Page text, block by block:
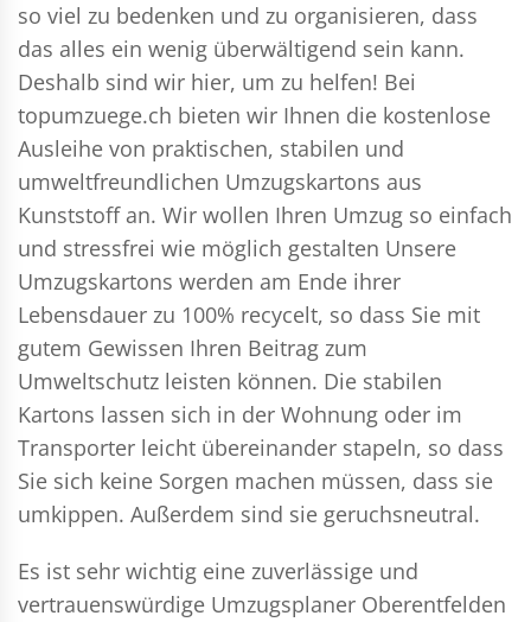
so viel zu bedenken und zu organisieren, dass
das alles ein wenig überwältigend sein kann.
Deshalb sind wir hier, um zu helfen! Bei
topumzuege.ch bieten wir Ihnen die kostenlose
Ausleihe von praktischen, stabilen und
umweltfreundlichen Umzugskartons aus
Kunststoff an. Wir wollen Ihren Umzug so einfach
und stressfrei wie möglich gestalten Unsere
Umzugskartons werden am Ende ihrer
Lebensdauer zu 100% recycelt, so dass Sie mit
gutem Gewissen Ihren Beitrag zum
Umweltschutz leisten können. Die stabilen
Kartons lassen sich in der Wohnung oder im
Transporter leicht übereinander stapeln, so dass
Sie sich keine Sorgen machen müssen, dass sie
umkippen. Außerdem sind sie geruchsneutral.
Es ist sehr wichtig eine zuverlässige und
vertrauenswürdige Umzugsplaner Oberentfelden